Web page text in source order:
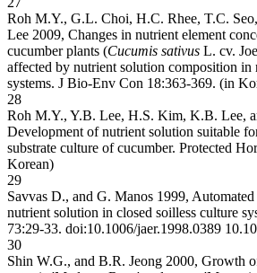
Roh M.Y., G.L. Choi, H.C. Rhee, T.C.
Lee 2009, Changes in nutrient element
cucumber plants (Cucumis sativus L. cv.
affected by nutrient solution composition
systems. J Bio-Env Con 18:363-369. (in
28
Roh M.Y., Y.B. Lee, H.S. Kim, K.B. Lee,
Development of nutrient solution suitable
substrate culture of cucumber. Protected
Korean)
29
Savvas D., and G. Manos 1999,
nutrient solution in closed soilless culture
73:29-33. doi:10.1006/jaer.1998.0389
30
Shin W.G., and B.R. Jeong 2000, Growth